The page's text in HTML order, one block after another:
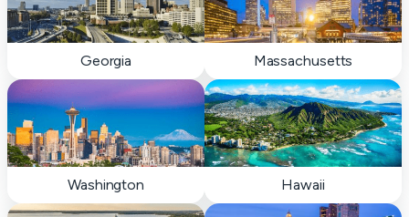
Georgia Massachusetts
Washington Hawaii